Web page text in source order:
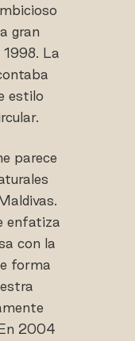
gran
La
estilo
parece
enfatiza
con la
forma
2004